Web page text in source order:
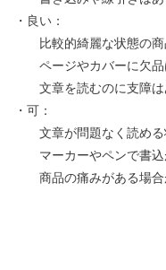
・良い：
比較的綺麗な状態の商
ページやカバーに欠品
文章を読むのに支障は
・可：
文章が問題なく読める
マーカーやペンで書込
商品の痛みがある場合